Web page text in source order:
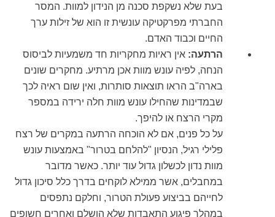
בעת שלא נשקפת סכנה מן הנידון למוות. המסר
החברתי מפרקטיקה עונשית זו הוא של זילות ערך
החיים וכבוד האדם.
הרתעה: אין ראיות מחקריות חד משמעיות לביסוס
הנחה, לפיה עונש מוות אכן מרתיע. מחקרים שונים
בארה"ב הראו תוצאות סותרות, ואין שום ראיה לכך
שבמדינות שהחילו עונש מוות חלה ירידה במספר
מקרי הרצח או להיפך.
על כל פנים, אם לא הוכחה הרתעה במקרים של רצח
פלילי רגיל, הנסיון "להלחם בטרור" באמצעות עונש
מוות נדון לכשלון גדול עוד יותר. כאשר מדובר
במחבלים, אשר ממילא לוקחים בדרך כלל סיכון גדול
לחייהם בביצוע פעולת הטרור, וחלקם נתפסים
במהלך פיגוע התאבדות שלא הושלם ואחרים חשופים